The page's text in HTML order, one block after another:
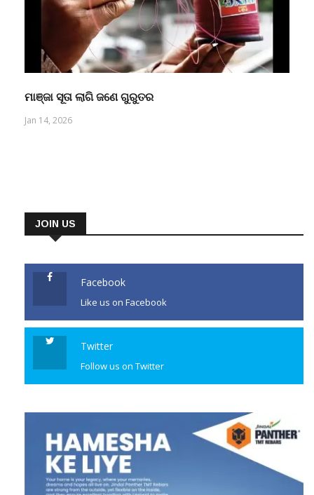
ମାଞ୍ଜା ସୂତା ଲାଗି ଜଣେ ଗୁରୁତର
Jan 14, 2026
JOIN US
Facebook
Like us on Facebook
Twitter
Follow us on Twitter